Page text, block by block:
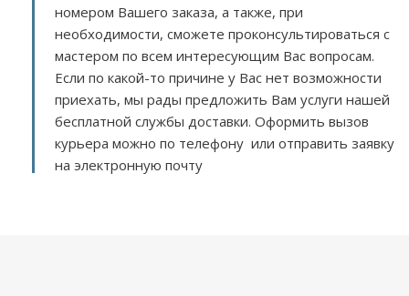
номером Вашего заказа, а также, при
необходимости, сможете проконсультироваться с
мастером по всем интересующим Вас вопросам.
Если по какой-то причине у Вас нет возможности
приехать, мы рады предложить Вам услуги нашей
бесплатной службы доставки. Оформить вызов
курьера можно по телефону или отправить заявку
на электронную почту